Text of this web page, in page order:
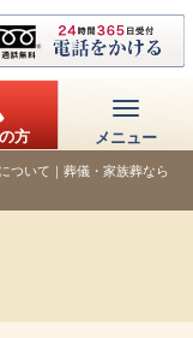
方 メニュー
ついて｜葬儀・家族葬なら